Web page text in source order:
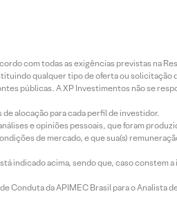
com todas as exigências previstas na
qualquer tipo de oferta ou solicitação
públicas. A XP Investimentos não se
alocação para cada perfil de investidor.
e opiniões pessoais, que foram
de mercado, e que sua(s)
indicado acima, sendo que, caso constem
da APIMEC Brasil para o Analista